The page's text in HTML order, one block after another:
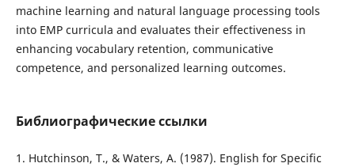
machine learning and natural language processing tools
into EMP curricula and evaluates their effectiveness in
enhancing vocabulary retention, communicative
competence, and personalized learning outcomes.
Библиографические ссылки
1. Hutchinson, T., & Waters, A. (1987). English for Specific